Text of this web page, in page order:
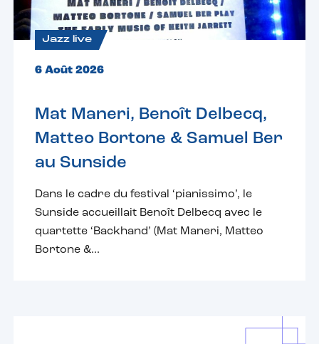
Jazz live
6 Août 2026
Mat Maneri, Benoît Delbecq,
Matteo Bortone & Samuel Ber
au Sunside
Dans le cadre du festival ‘pianissimo’, le
Sunside accueillait Benoît Delbecq avec le
quartette ‘Backhand’ (Mat Maneri, Matteo
Bortone &...